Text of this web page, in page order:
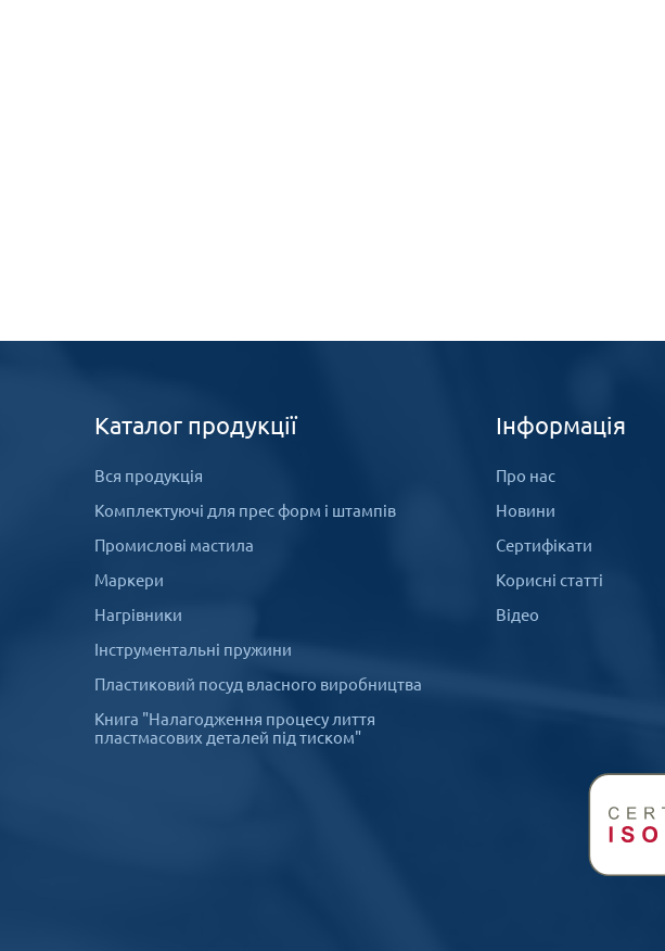
Каталог продукції
Вся продукція
Комплектуючі для прес форм і штампів
Промислові мастила
Маркери
Нагрівники
Інструментальні пружини
Пластиковий посуд власного виробництва
Книга "Налагодження процесу лиття
пластмасових деталей під тиском"
Інформація
Про нас
Новини
Сертифікати
Корисні статті
Відео